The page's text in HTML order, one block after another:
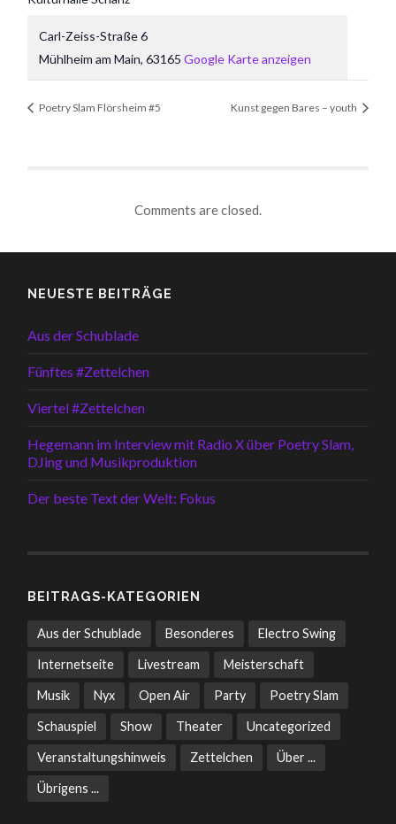
Carl-Zeiss-Straße 6
Mühlheim am Main, 63165 Google Karte anzeigen
Poetry Slam Flörsheim #5 Kunst gegen Bares – youth
Comments are closed.
NEUESTE BEITRÄGE
Aus der Schublade
Fünftes #Zettelchen
Viertel #Zettelchen
Hegemann im Interview mit Radio X über Poetry Slam,
DJing und Musikproduktion
Der beste Text der Welt: Fokus
BEITRAGS-KATEGORIEN
Aus der Schublade Besonderes Electro Swing
Internetseite Livestream Meisterschaft
Musik Nyx Open Air Party Poetry Slam
Schauspiel Show Theater Uncategorized
Veranstaltungshinweis Zettelchen Über ...
Übrigens ...